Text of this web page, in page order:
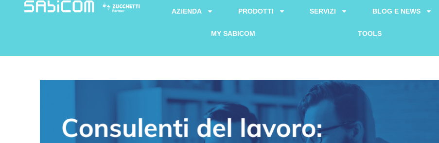
AZIENDA PRODOTTI SERVIZI BLOG E NEWS
MY SABICOM TOOLS